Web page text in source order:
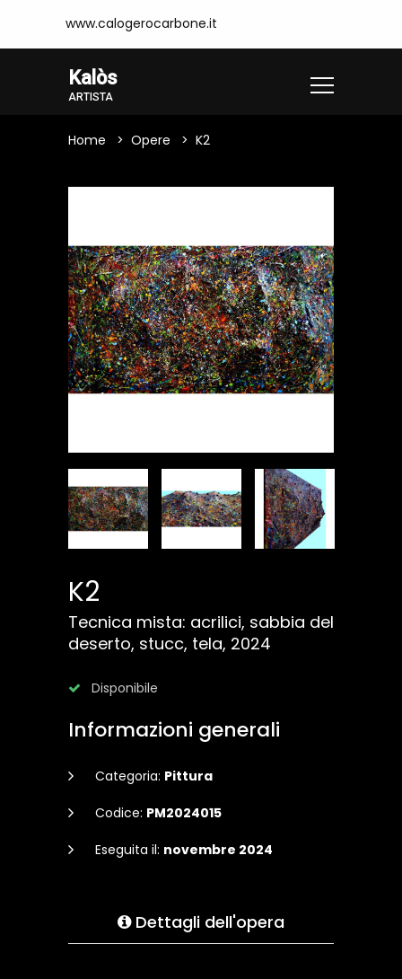
www.calogerocarbone.it
Kalòs
ARTISTA
Home Opere K2
K2
Tecnica mista: acrilici, sabbia del
deserto, stucc, tela, 2024
Disponibile
Informazioni generali
Categoria: Pittura
Codice: PM2024015
Eseguita il: novembre 2024
Dettagli dell'opera